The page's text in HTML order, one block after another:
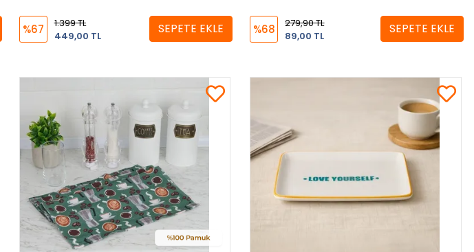
%67
1.399 TL
449,00 TL
SEPETE EKLE %68
279,90 TL
89,00 TL
SEPETE EKLE